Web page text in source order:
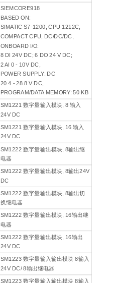
SIEMCORE918
BASED ON:
SIMATIC S7-1200, CPU 1212C,
COMPACT CPU, DC/DC/DC,
ONBOARD I/O:
8 DI 24V DC; 6 DO 24 V DC;
2 AI 0 - 10V DC,
POWER SUPPLY: DC
20.4 - 28.8 V DC,
PROGRAM/DATA MEMORY: 50 KB
SM1221 数字量输入模块, 8 输入
24V DC
SM1221 数字量输入模块, 16 输入
24V DC
SM1222 数字量输出模块, 8输出继
电器
SM1222 数字量输出模块, 8输出24V
DC
SM1222 数字量输出模块, 8输出切
换继电器
SM1222 数字量输出模块, 16输出继
电器
SM1222 数字量输出模块, 16输出
24V DC
SM1223 数字量输入输出模块 8输入
24V DC/ 8输出继电器
SM1223 数字量输入输出模块 8输入